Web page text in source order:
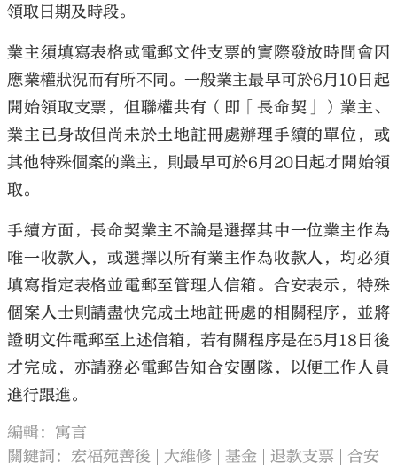
領取日期及時段。
業主須填寫表格或電郵文件支票的實際發放時間會因
應業權狀況而有所不同。一般業主最早可於6月10日起
開始領取支票，但聯權共有（即「長命契」）業主、
業主已身故但尚未於土地註冊處辦理手續的單位，或
其他特殊個案的業主，則最早可於6月20日起才開始領
取。
手續方面，長命契業主不論是選擇其中一位業主作為
唯一收款人，或選擇以所有業主作為收款人，均必須
填寫指定表格並電郵至管理人信箱。合安表示，特殊
個案人士則請盡快完成土地註冊處的相關程序，並將
證明文件電郵至上述信箱，若有關程序是在5月18日後
才完成，亦請務必電郵告知合安團隊，以便工作人員
進行跟進。
編輯：寓言
關鍵詞：宏福苑善後 大維修 基金 退款支票 合安